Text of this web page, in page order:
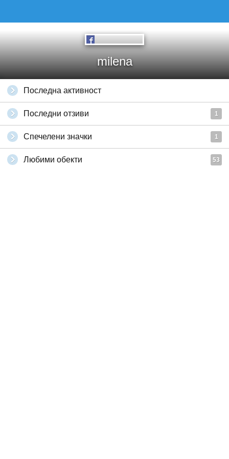
milena
Последна активност
Последни отзиви 1
Спечелени значки 1
Любими обекти 53